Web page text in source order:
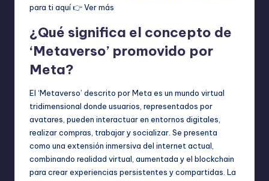
para ti aquí 👉Ver más
¿Qué significa el concepto de
‘Metaverso’ promovido por
Meta?
El ‘Metaverso’ descrito por Meta es un mundo virtual
tridimensional donde usuarios, representados por
avatares, pueden interactuar en entornos digitales,
realizar compras, trabajar y socializar. Se presenta
como una extensión inmersiva del internet actual,
combinando realidad virtual, aumentada y el blockchain
para crear experiencias persistentes y compartidas. La